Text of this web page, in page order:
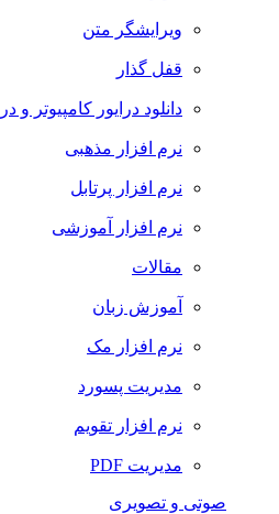
ویرایشگر متن
قفل گذار
دانلود درایور کامپیوتر و
نرم افزار مذهبی
نرم افزار پرتابل
نرم افزار آموزشی
مقالات
آموزش زبان
نرم افزار مک
مدیریت پسورد
نرم افزار تقویم
مدیریت PDF
صوتی و تصویری